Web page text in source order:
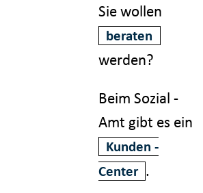
Sie wollen
beraten
werden?
Beim Sozial -
Amt gibt es ein
Kunden -
Center .